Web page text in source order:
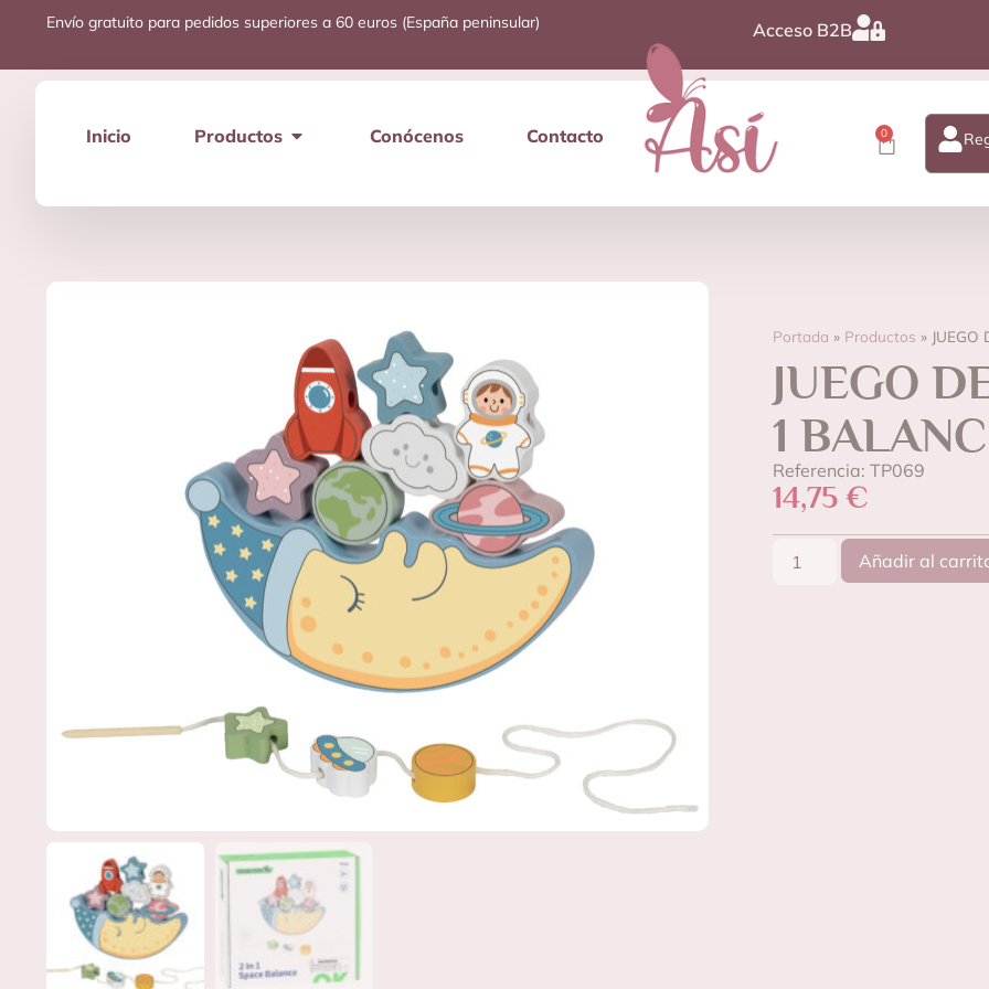
Envío gratuito para pedidos superiores a 60 euros (España peninsular) Acceso B2B
Inicio Productos Conócenos Contacto 0
Portada » Productos » JUEGO
JUEGO
1
Referencia: TP069
14,75 €
Añadir al